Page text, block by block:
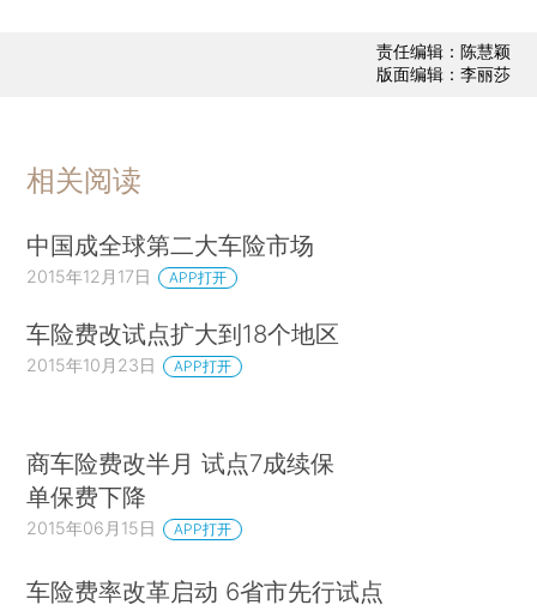
责任编辑：陈慧颖
版面编辑：李丽莎
相关阅读
中国成全球第二大车险市场
2015年12月17日 APP打开
车险费改试点扩大到18个地区
2015年10月23日 APP打开
商车险费改半月 试点7成续保
单保费下降
2015年06月15日 APP打开
车险费率改革启动 6省市先行试点